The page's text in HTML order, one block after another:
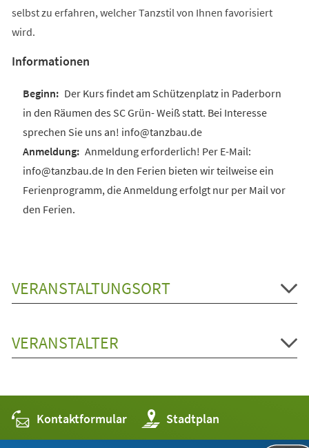
selbst zu erfahren, welcher Tanzstil von Ihnen favorisiert
wird.
Informationen
Der Kurs findet am Schützenplatz in Paderborn
in den Räumen des SC Grün- Weiß statt. Bei Interesse
sprechen Sie uns an! info@tanzbau.de
Anmeldung erforderlich! Per E-Mail:
info@tanzbau.de In den Ferien bieten wir teilweise ein
Ferienprogramm, die Anmeldung erfolgt nur per Mail vor
den Ferien.
VERANSTALTUNGSORT
VERANSTALTER
Kontaktformular Stadtplan
(Öffnet
in
einem